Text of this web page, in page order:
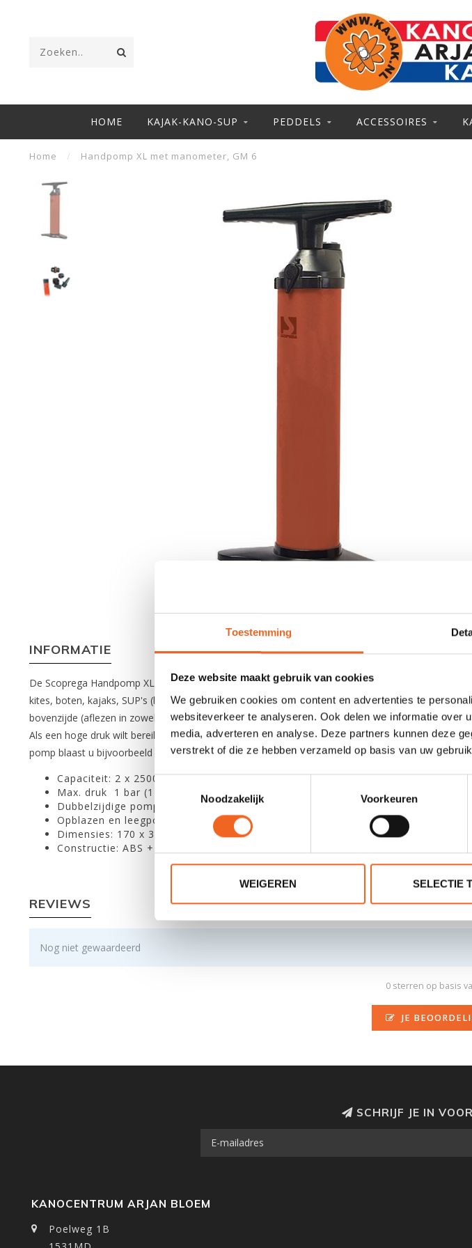
Toestemming
Deze website maakt gebruik van cookies
We gebruiken cookies om content en advertenties te
websiteverkeer te analyseren. Ook delen we informatie over
media, adverteren en analyse. Deze partners kunnen deze
verstrekt of die ze hebben verzameld op basis van uw
Toestemmingsselectie
Noodzakelijk
Voorkeuren
WEIGEREN SELECTIE
HOME KAJAK-KANO-SUP PEDDELS ACCESSOIRES
Home / Handpomp XL met manometer, GM 6
INFORMATIE
De Scoprega Handpomp XL GM 6 is een multifunctionele pomp en wordt geleverd incl.
kites, boten, kajaks, SUP's (behalve de kajaks van Gumotex, daarvoor heeft ude adapter van
bovenzijde (aflezen in zowel bar als PSI). De GM6 beschikt daarnaast over een handige double
Als een hoge druk wilt bereiken gebruikt u 1 luchtkamer en ervaart u minder weerstand. Door
pomp blaast u bijvoorbeeld de meeste opblaaskano's zeer snel op!
Capaciteit: 2 x 2500 cc
Max. druk 1 bar (14.5 psi)
Dubbelzijdige pomp (double action)
Opblazen en leegpompen
Dimensies: 170 x 300 x 580 mm
Constructie: ABS + aluminium
REVIEWS
Nog niet gewaardeerd
0 sterren op basis
JE
SCHRIJF JE IN
KANOCENTRUM ARJAN BLOEM
Poelweg 1B